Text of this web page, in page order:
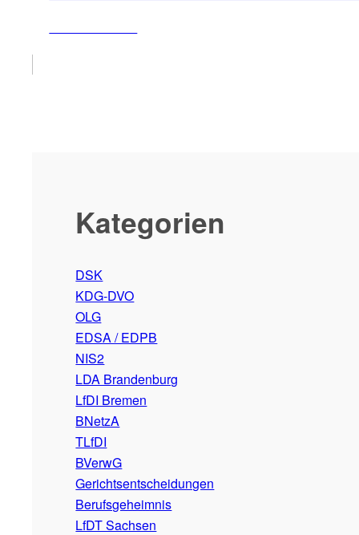
Kategorien
DSK
KDG-DVO
OLG
EDSA / EDPB
NIS2
LDA Brandenburg
LfDI Bremen
BNetzA
TLfDI
BVerwG
Gerichtsentscheidungen
Berufsgeheimnis
LfDT Sachsen